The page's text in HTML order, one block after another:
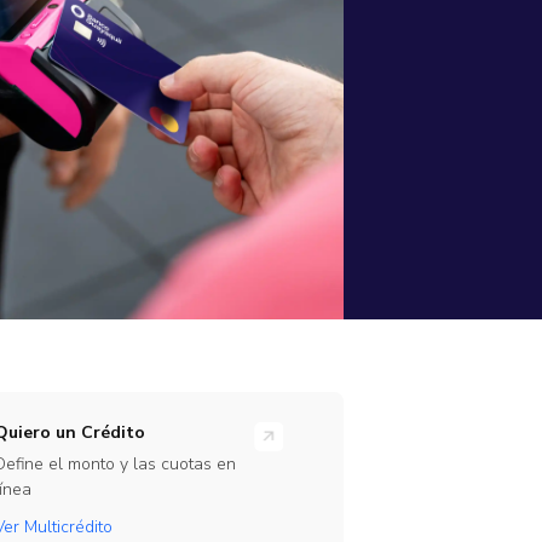
en línea para tu empresa
Beta
de nuestro programa de Beta Testers
un Crédito
el monto y las cuotas en
Multicrédito